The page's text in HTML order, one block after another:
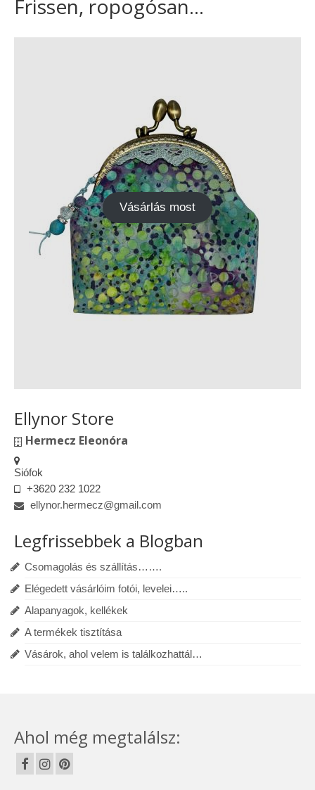
Frissen, ropogósan...
Vásárlás most
Ellynor Store
Hermecz Eleonóra
Siófok
+3620 232 1022
ellynor.hermecz@gmail.com
Legfrissebbek a Blogban
Csomagolás és szállítás…….
Elégedett vásárlóim fotói, levelei…..
Alapanyagok, kellékek
A termékek tisztítása
Vásárok, ahol velem is találkozhattál…
Ahol még megtalálsz: